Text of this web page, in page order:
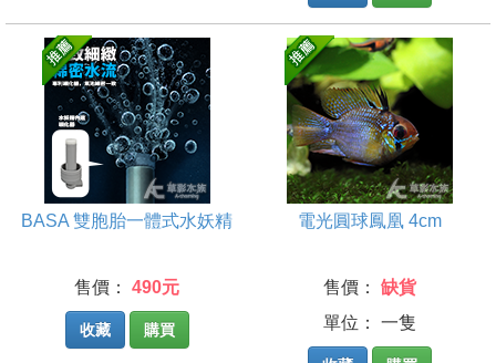
BASA 雙胞胎一體式水妖精
售價： 490元
收藏 購買
電光圓球鳳凰 4cm
售價：
缺貨
單位： 一隻